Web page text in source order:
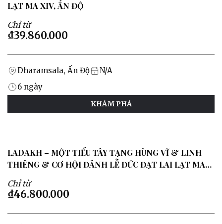
LẠT MA XIV, ẤN ĐỘ
Chỉ từ
₫39.860.000
Dharamsala, Ấn Độ
6 ngày
N/A
KHÁM PHÁ
LADAKH – MỘT TIỂU TÂY TẠNG HÙNG VĨ & LINH
THIÊNG & CƠ HỘI ĐẢNH LỄ ĐỨC ĐẠT LAI LẠT MA
Chỉ từ
₫46.800.000